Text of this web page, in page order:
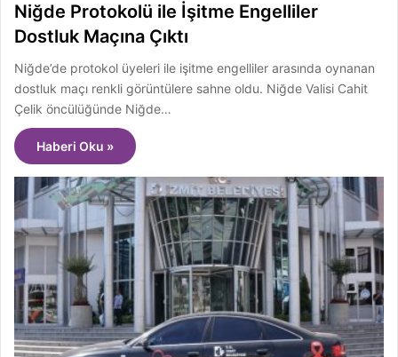
Niğde Protokolü ile İşitme Engelliler
Dostluk Maçına Çıktı
Niğde’de protokol üyeleri ile işitme engelliler arasında oynanan
dostluk maçı renkli görüntülere sahne oldu. Niğde Valisi Cahit
Çelik öncülüğünde Niğde…
Haberi Oku »